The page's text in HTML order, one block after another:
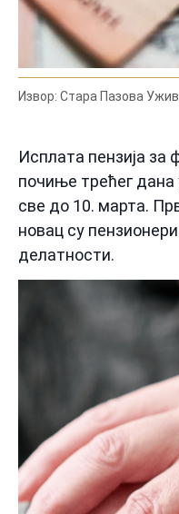
Извор: Стара Пазова
Исплата пензија за
почиње трећег дана
све до 10. марта.
новац су
делатности.